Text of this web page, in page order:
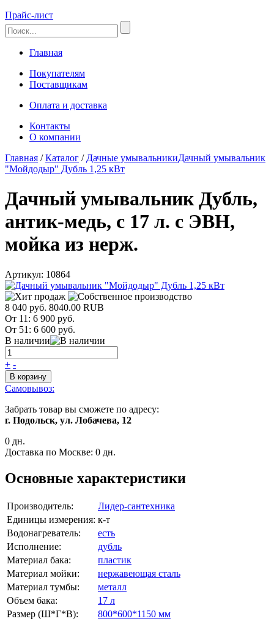
Прайс-лист
Главная
Покупателям
Поставщикам
Оплата и доставка
Контакты
О компании
Главная /Каталог / Дачные умывальникиДачный умывальник
"Мойдодыр" Дубль 1,25 кВт
Дачный умывальник Дубль,
антик-медь, с 17 л. с ЭВН,
мойка из нерж.
Артикул: 10864
8 040 руб. 8040.00 RUB
От 11: 6 900 руб.
От 51: 6 600 руб.
В наличии
+ -
В корзину
Самовывоз:
Забрать товар вы сможете по адресу:
г. Подольск, ул. Лобачева, 12
0 дн.
Доставка по Москве: 0 дн.
Основные характеристики
Производитель:
Лидер-сантехника
Единицы измерения: к-т
Водонагреватель:
есть
Исполнение:
дубль
Материал бака:
пластик
Материал мойки:
нержавеющая сталь
Материал тумбы:
металл
Объем бака:
17 л
Размер (Ш*Г*В):
800*600*1150 мм